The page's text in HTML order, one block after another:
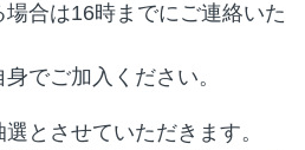
合は16時までにご連絡いた
でご加入ください。
とさせていただきます。